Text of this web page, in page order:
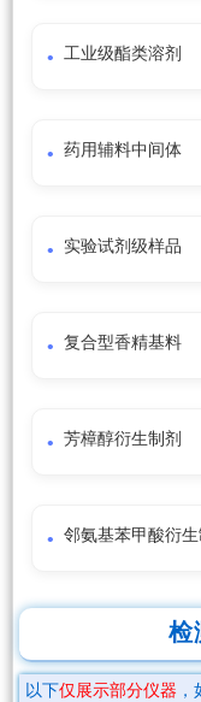
工业级酯类溶剂
药用辅料中间体
实验试剂级样品
复合型香精基料
芳樟醇衍生制剂
邻氨基苯甲酸衍生
检
以下仅展示部分仪器